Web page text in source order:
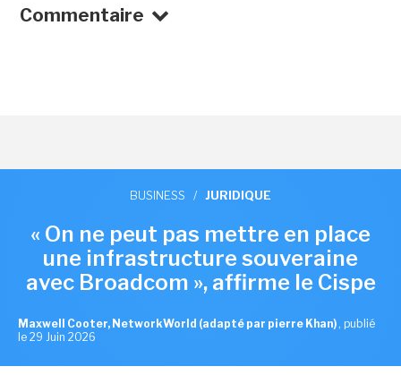
Commentaire
BUSINESS / JURIDIQUE
« On ne peut pas mettre en place
une infrastructure souveraine
avec Broadcom », affirme le Cispe
Maxwell Cooter, NetworkWorld (adapté par pierre Khan) , publié
le 29 Juin 2026